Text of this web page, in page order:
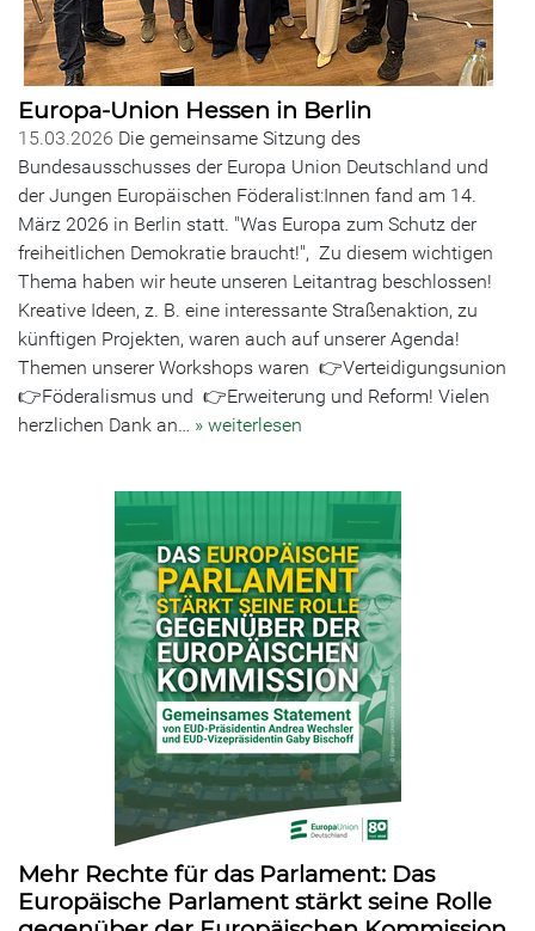
Europa-Union Hessen in Berlin
15.03.2026 Die gemeinsame Sitzung des
Bundesausschusses der Europa Union Deutschland und
der Jungen Europäischen Föderalist:Innen fand am 14.
März 2026 in Berlin statt. "Was Europa zum Schutz der
freiheitlichen Demokratie braucht!", Zu diesem wichtigen
Thema haben wir heute unseren Leitantrag beschlossen!
Kreative Ideen, z. B. eine interessante Straßenaktion, zu
künftigen Projekten, waren auch auf unserer Agenda!
Themen unserer Workshops waren 👉Verteidigungsunion
👉Föderalismus und 👉Erweiterung und Reform! Vielen
herzlichen Dank an… » weiterlesen
Mehr Rechte für das Parlament: Das
Europäische Parlament stärkt seine Rolle